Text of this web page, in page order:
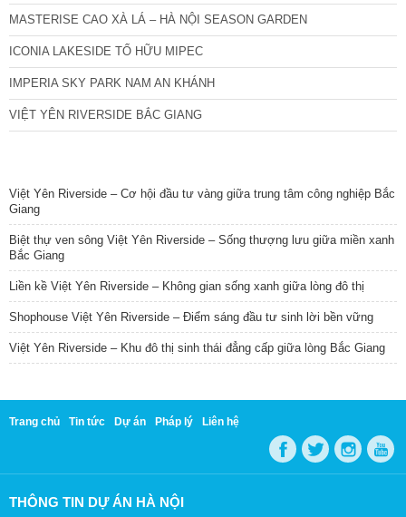
MASTERISE CAO XÀ LÁ – HÀ NỘI SEASON GARDEN
ICONIA LAKESIDE TỐ HỮU MIPEC
IMPERIA SKY PARK NAM AN KHÁNH
VIỆT YÊN RIVERSIDE BẮC GIANG
Việt Yên Riverside – Cơ hội đầu tư vàng giữa trung tâm công nghiệp Bắc
Giang
Biệt thự ven sông Việt Yên Riverside – Sống thượng lưu giữa miền xanh
Bắc Giang
Liền kề Việt Yên Riverside – Không gian sống xanh giữa lòng đô thị
Shophouse Việt Yên Riverside – Điểm sáng đầu tư sinh lời bền vững
Việt Yên Riverside – Khu đô thị sinh thái đẳng cấp giữa lòng Bắc Giang
Trang chủ Tin tức Dự án Pháp lý Liên hệ
THÔNG TIN DỰ ÁN HÀ NỘI